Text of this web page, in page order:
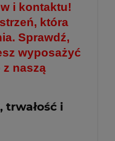
i kontaktu!
która
Sprawdź,
wyposażyć
naszą
trwałość i